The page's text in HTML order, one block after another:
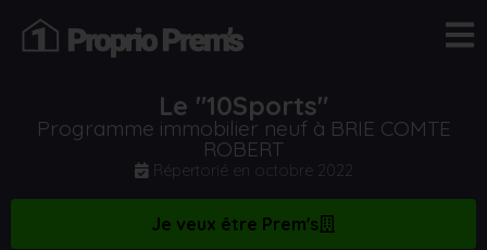
Le "10Sports"
Programme immobilier neuf à BRIE COMTE
ROBERT
Répertorié en octobre 2022
Je veux être Prem's